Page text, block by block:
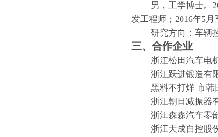
男，工学博士。
发工程师；2016年5
研究方向：车辆控
三、合作企业
浙江松田汽车电机
浙江跃进锻造有
黑料不打烊 市韩
浙江朝日减振器
浙江森森汽车零部
浙江天成自控股